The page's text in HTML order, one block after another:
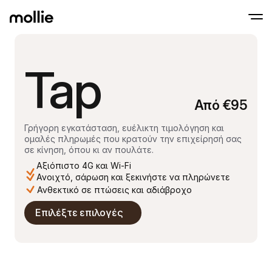
Tap Από €95
Γρήγορη εγκατάσταση, ευέλικτη τιμολόγηση και
ομαλές πληρωμές που κρατούν την επιχείρησή σας
σε κίνηση, όπου κι αν πουλάτε.
Αξιόπιστο 4G και Wi-Fi
Ανοιχτό, σάρωση και ξεκινήστε να πληρώνετε
Ανθεκτικό σε πτώσεις και αδιάβροχο
Επιλέξτε επιλογές
Μάθετε περισσότερα
Πληρωμές δια
και συσκευές
Ταμείο
Συλλογή